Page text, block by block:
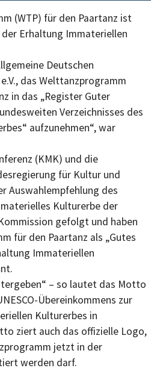
(WTP) für den Paartanz ist
der Erhaltung Immateriellen
Deutschen
das Welttanzprogramm
in das „Register Guter
Verzeichnisses des
aufzunehmen“, war
(KMK) und die
für Kultur und
Auswahlempfehlung des
Kulturerbe der
gefolgt und haben
für den Paartanz als „Gutes
Immateriellen
– so lautet das Motto
Übereinkommens zur
Kulturerbes in
ziert auch das offizielle Logo,
jetzt in der
werden darf.